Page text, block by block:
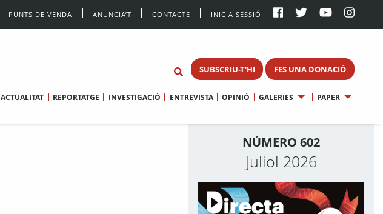
PUNTS DE VENDA ANUNCIA’T CONTACTE INICIA SESSIÓ
SUBSCRIU-T'HI FES UNA DONACIÓ
ACTUALITAT REPORTATGE INVESTIGACIÓ ENTREVISTA OPINIÓ GALERIES PAPER
NÚMERO 602
Juliol 2026